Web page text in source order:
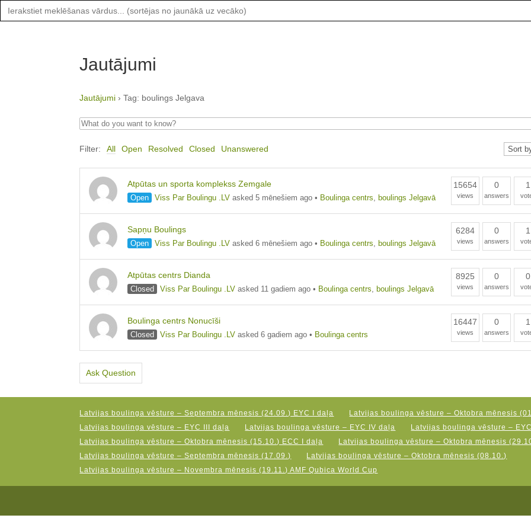
Search
for:
Jautājumi
Jautājumi ›Tag: boulings Jelgava
Filter: All Open Resolved Closed Unanswered
Atpūtas un sporta komplekss Zemgale
Open Viss Par Boulingu .LV asked 5 mēnešiem ago • Boulinga centrs, boulings Jelgavā
15654
views
0
answers
1
Sapņu Boulings
Open Viss Par Boulingu .LV asked 6 mēnešiem ago • Boulinga centrs, boulings Jelgavā
6284
views
0
answers
1
Atpūtas centrs Dianda
Closed Viss Par Boulingu .LV asked 11 gadiem ago • Boulinga centrs, boulings Jelgavā
8925
views
0
answers
0
Boulinga centrs Nonucīši
Closed Viss Par Boulingu .LV asked 6 gadiem ago • Boulinga centrs
16447
views
0
answers
1
Ask Question
Latvijas boulinga vēsture – Septembra mēnesis (24.09.) EYC I daļa
Latvijas boulinga vēsture – Oktobra mēnesis
Latvijas boulinga vēsture – EYC III daļa
Latvijas boulinga vēsture – EYC IV daļa
Latvijas boulinga vēsture –
Latvijas boulinga vēsture – Oktobra mēnesis (15.10.) ECC I daļa
Latvijas boulinga vēsture – Oktobra mēnesis
Latvijas boulinga vēsture – Septembra mēnesis (17.09.)
Latvijas boulinga vēsture – Oktobra mēnesis (08.10.)
Latvijas boulinga vēsture – Novembra mēnesis (19.11.) AMF Qubica World Cup